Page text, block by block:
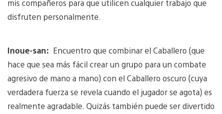
mis compañeros para que utilicen cualquier trabajo que
disfruten personalmente.
Inoue-san: Encuentro que combinar el Caballero (que
hace que sea más fácil crear un grupo para un combate
agresivo de mano a mano) con el Caballero oscuro (cuya
verdadera fuerza se revela cuando el jugador se agota) es
realmente agradable. Quizás también puede ser divertido